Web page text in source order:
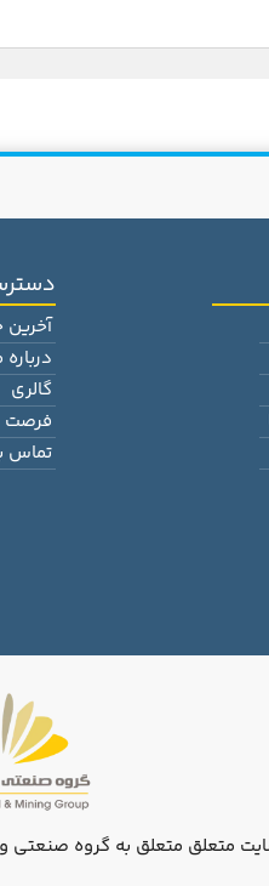
آخرین
درباره
گالری
فرصت
تماس
متعلق متعلق به گروه صنعتی